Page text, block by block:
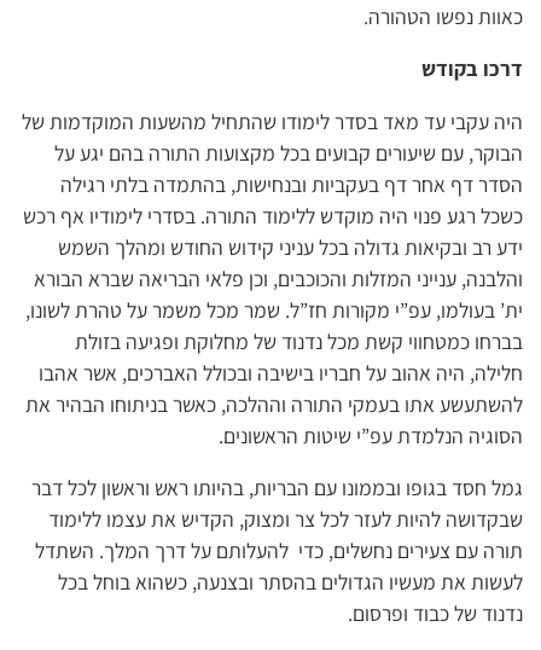
כאוות נפשו הטהורה.
דרכו בקודש
היה עקבי עד מאד בסדר לימודו שהתחיל מהשעות המוקדמות של
הבוקר, עם שיעורים קבועים בכל מקצועות התורה בהם יגע על
הסדר דף אחר דף בעקביות ובנחישות, בהתמדה בלתי רגילה
כשכל רגע פנוי היה מוקדש ללימוד התורה. בסדרי לימודיו אף רכש
ידע רב ובקיאות גדולה בכל עניני קידוש החודש ומהלך השמש
והלבנה, ענייני המזלות והכוכבים, וכן פלאי הבריאה שברא הבורא
ית’ בעולמו, עפ”י מקורות חז”ל. שמר מכל משמר על טהרת לשונו,
בברחו כמטחווי קשת מכל נדנוד של מחלוקת ופגיעה בזולת
חלילה, היה אהוב על חבריו בישיבה ובכולל האברכים, אשר אהבו
להשתעשע אתו בעמקי התורה וההלכה, כאשר בניתוחו הבהיר את
הסוגיה הנלמדת עפ”י שיטות הראשונים.
גמל חסד בגופו ובממונו עם הבריות, בהיותו ראש וראשון לכל דבר
שבקדושה להיות לעזר לכל צר ומצוק, הקדיש את עצמו ללימוד
תורה עם צעירים נחשלים, כדי להעלותם על דרך המלך. השתדל
לעשות את מעשיו הגדולים בהסתר ובצנעה, כשהוא בוחל בכל
נדנוד של כבוד ופרסום.